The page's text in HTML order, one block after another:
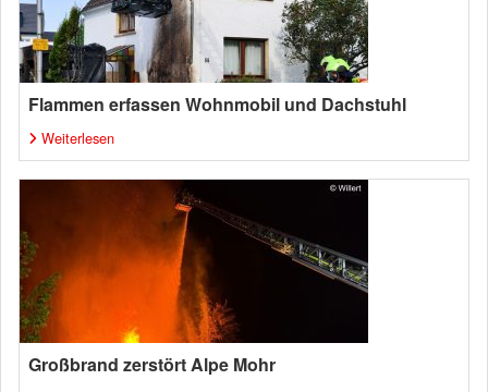
Flammen erfassen Wohnmobil und Dachstuhl
Weiterlesen
Großbrand zerstört Alpe Mohr